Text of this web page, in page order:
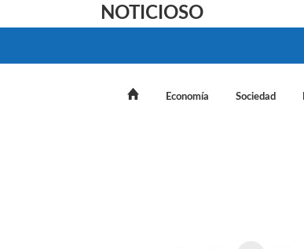
NOTICIOSO
Economía Sociedad